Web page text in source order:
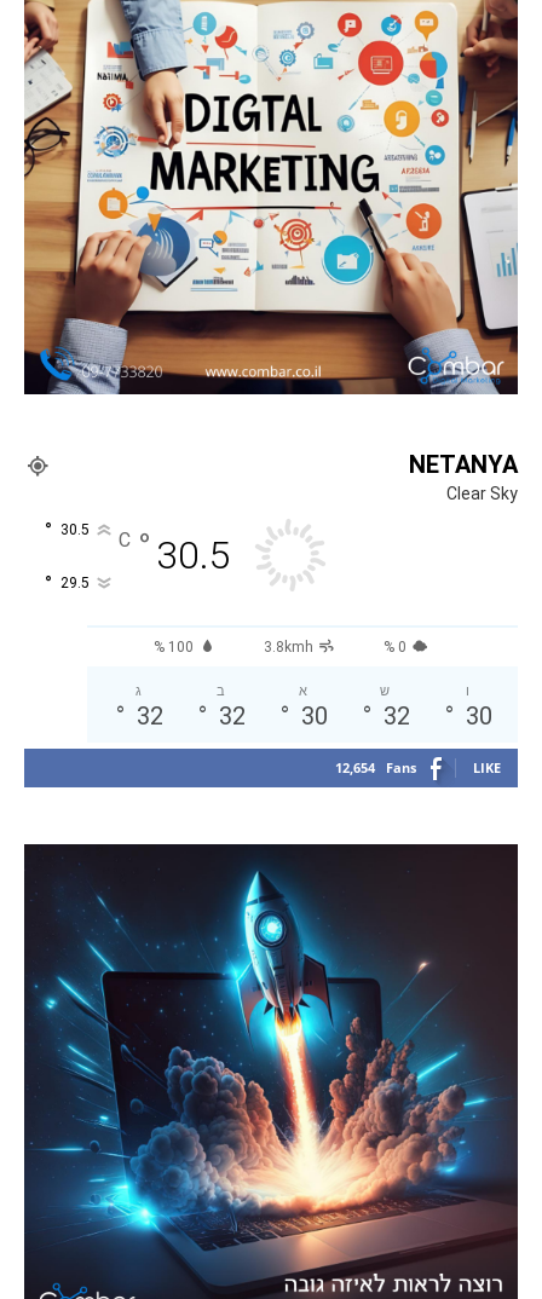
NETANYA
Clear Sky
30.5
°
C
30.5
°
29.5
°
100 % 3.8kmh 0 %
ו
30
°
ש
32
°
א
30
°
ב
32
°
ג
32
°
12,654 Fans LIKE